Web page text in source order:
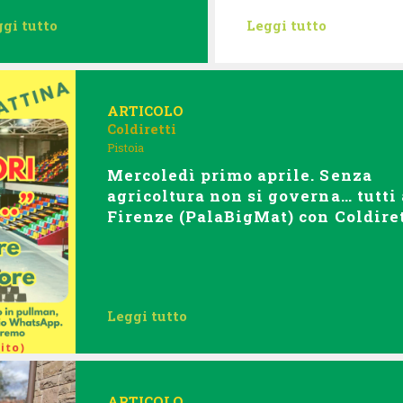
tutto Leggi tutto
ARTICOLO
Coldiretti
Pistoia
Mercoledì primo aprile. Senza
agricoltura non si governa… tutti
Firenze (PalaBigMat) con
Leggi tutto